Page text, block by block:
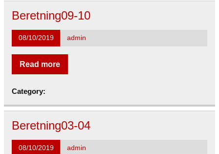
Beretning09-10
08/10/2019 admin
Read more
Category:
Beretning03-04
08/10/2019 admin